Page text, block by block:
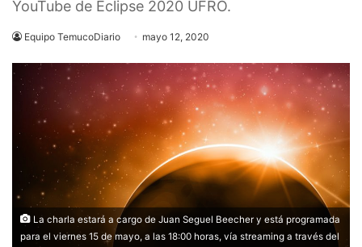
YouTube de Eclipse 2020 UFRO.
Equipo TemucoDiario mayo 12, 2020
La charla estará a cargo de Juan Seguel Beecher y está programada
para el viernes 15 de mayo, a las 18:00 horas, vía streaming a través del